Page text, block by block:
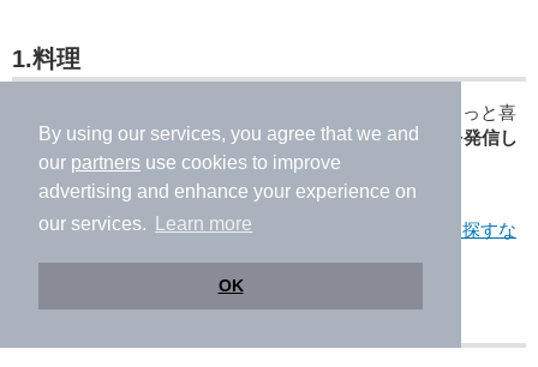
By using our services, you agree that we and
our partners use cookies to improve
advertising and enhance your experience on
our services.
Learn more
OK
1.料理
毎日の食卓が華やかになり、家族や友人に振る舞えばきっと喜
んでくれるでしょう。作るだけではなくSNSでレシピを発信し
てみる のもおすすめですよ。
▶システムキッチン・カウンターキッチンのある物件を探すな